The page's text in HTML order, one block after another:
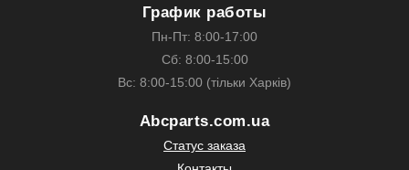
График работы
Пн-Пт: 8:00-17:00
Сб: 8:00-15:00
Вс: 8:00-15:00 (тільки Харків)
Abcparts.com.ua
Статус заказа